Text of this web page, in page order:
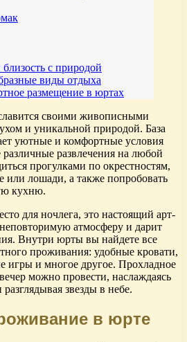
с природой
виды отдыха
размещение в юртах
своими живописными
и уникальной природой. База
уютные и комфортные условия
развлечения на любой
прогулками по окрестностям,
или лошади, а также попробовать
кухню.
для ночлега, это настоящий арт-
атмосферу и дарит
Внутри юрты вы найдете все
проживания: удобные кровати,
игры и многое другое. Прохладное
можно провести, наслаждаясь
звезды в небе.
в юрте